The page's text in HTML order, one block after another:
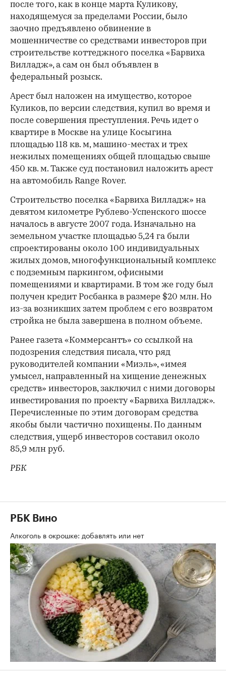
после того, как в конце марта Куликову,
находящемуся за пределами России, было
заочно предъявлено обвинение в
мошенничестве со средствами инвесторов при
строительстве коттеджного поселка «Барвиха
Вилладж», а сам он был объявлен в
федеральный розыск.
Арест был наложен на имущество, которое
Куликов, по версии следствия, купил во время и
после совершения преступления. Речь идет о
квартире в Москве на улице Косыгина
площадью 118 кв. м, машино-местах и трех
нежилых помещениях общей площадью свыше
450 кв. м. Также суд постановил наложить арест
на автомобиль Range Rover.
Строительство поселка «Барвиха Вилладж» на
девятом километре Рублево-Успенского шоссе
началось в августе 2007 года. Изначально на
земельном участке площадью 5,24 га были
спроектированы около 100 индивидуальных
жилых домов, многофункциональный комплекс
с подземным паркингом, офисными
помещениями и квартирами. В том же году был
получен кредит Росбанка в размере $20 млн. Но
из-за возникших затем проблем с его возвратом
стройка не была завершена в полном объеме.
Ранее газета «Коммерсантъ» со ссылкой на
подозрения следствия писала, что ряд
руководителей компании «Миэль», «имея
умысел, направленный на хищение денежных
средств» инвесторов, заключил с ними договоры
инвестирования по проекту «Барвиха Вилладж».
Перечисленные по этим договорам средства
якобы были частично похищены. По данным
следствия, ущерб инвесторов составил около
85,9 млн руб.
РБК
РБК Вино
Алкоголь в окрошке: добавлять или нет